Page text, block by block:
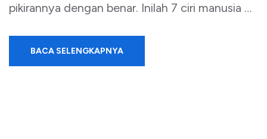
pikirannya dengan benar. Inilah 7 ciri manusia …
BACA SELENGKAPNYA